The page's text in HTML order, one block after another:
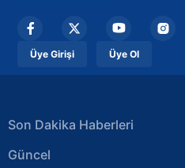
Üye Girişi Üye Ol
Son Dakika Haberleri
Güncel